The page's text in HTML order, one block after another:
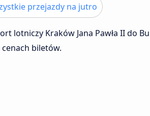
przejazdy na jutro
lotniczy Kraków Jana Pawła II do
biletów.